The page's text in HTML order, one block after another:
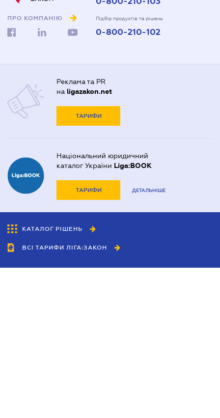
ПРО КОМПАНІЮ Підбір продуктів та рішень
0-800-210-102
Реклама та PR
на ligazakon.net
ТАРИФИ
Національний юридичний
каталог України Liga:BOOK
ТАРИФИ ДЕТАЛЬНІШЕ
КАТАЛОГ РІШЕНЬ
ВСІ ТАРИФИ ЛІГА:ЗАКОН